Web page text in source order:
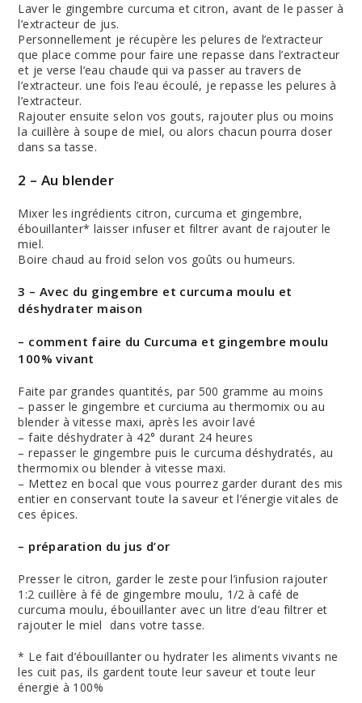
Laver le gingembre curcuma et citron, avant de le passer à
l’extracteur de jus.
Personnellement je récupère les pelures de l’extracteur
que place comme pour faire une repasse dans l’extracteur
et je verse l’eau chaude qui va passer au travers de
l’extracteur. une fois l’eau écoulé, je repasse les pelures à
l’extracteur.
Rajouter ensuite selon vos gouts, rajouter plus ou moins
la cuillère à soupe de miel, ou alors chacun pourra doser
dans sa tasse.
2 – Au blender
Mixer les ingrédients citron, curcuma et gingembre,
ébouillanter* laisser infuser et filtrer avant de rajouter le
miel.
Boire chaud au froid selon vos goûts ou humeurs.
3 – Avec du gingembre et curcuma moulu et
déshydrater maison
– comment faire du Curcuma et gingembre moulu
100% vivant
Faite par grandes quantités, par 500 gramme au moins
– passer le gingembre et curciuma au thermomix ou au
blender à vitesse maxi, après les avoir lavé
– faite déshydrater à 42° durant 24 heures
– repasser le gingembre puis le curcuma déshydratés, au
thermomix ou blender à vitesse maxi.
– Mettez en bocal que vous pourrez garder durant des mis
entier en conservant toute la saveur et l’énergie vitales de
ces épices.
– préparation du jus d’or
Presser le citron, garder le zeste pour l’infusion rajouter
1:2 cuillère à fé de gingembre moulu, 1/2 à café de
curcuma moulu, ébouillanter avec un litre d’eau filtrer et
rajouter le miel dans votre tasse.
* Le fait d’ébouillanter ou hydrater les aliments vivants ne
les cuit pas, ils gardent toute leur saveur et toute leur
énergie à 100%